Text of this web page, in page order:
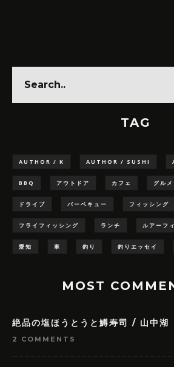
TAG
AUTHOR / K AUTHOR / SUSHI
BBQ アウトドア カフェ グルメ
ドライブ バーベキュー フィッシング
フライフィッシング ランチ ルアーフ
愛知 車 釣り 釣りエッセイ
MOST
絶品の塩ほうとうと鱒寿司 / 山中湖
2 COMMENTS